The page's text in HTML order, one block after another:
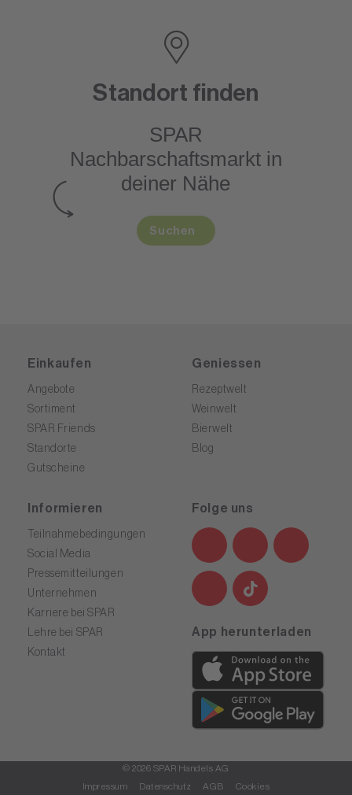
Standort finden
SPAR
Nachbarschaftsmarktin
deiner Nähe
Suchen
Einkaufen
Angebote
Sortiment
SPAR Friends
Standorte
Gutscheine
Geniessen
Rezeptwelt
Weinwelt
Bierwelt
Blog
Informieren
Teilnahmebedingungen
Social Media
Pressemitteilungen
Unternehmen
Karriere bei SPAR
Lehre bei SPAR
Kontakt
Folge uns
App herunterladen
© 2026 SPAR Handels AG
Impressum
Datenschutz AGB
Cookies